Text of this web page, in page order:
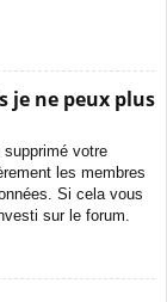
je ne peux plus
supprimé votre
les membres
Si cela vous
sur le forum.